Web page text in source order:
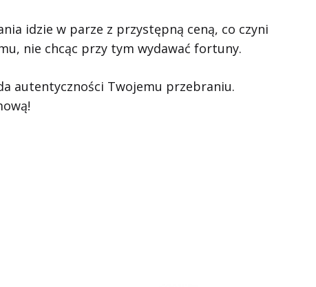
idzie w parze z przystępną ceną, co czyni
nie chcąc przy tym wydawać fortuny.
autentyczności Twojemu przebraniu.